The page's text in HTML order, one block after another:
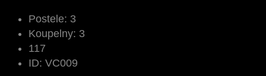
Postele: 3
Koupelny: 3
117
ID: VC009